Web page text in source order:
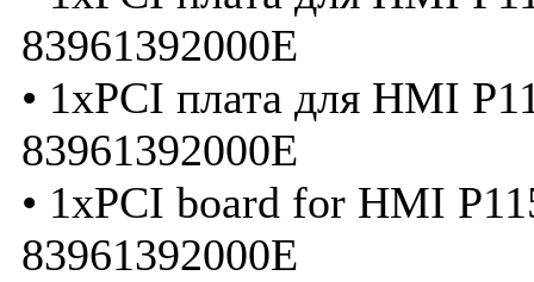
83961392000E
• 1xPCI плата для HMI
83961392000E
• 1xPCI board for HMI
83961392000E